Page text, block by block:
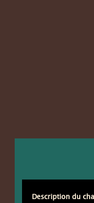
Description du